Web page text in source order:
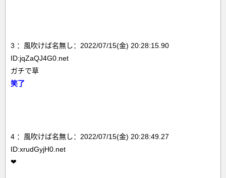
3 ：風吹けば名無し：2022/07/15(金) 20:28:15.90
ID:jqZaQJ4G0.net
ガチで草
笑了
4 ：風吹けば名無し：2022/07/15(金) 20:28:49.27
ID:xrudGyjH0.net
❤